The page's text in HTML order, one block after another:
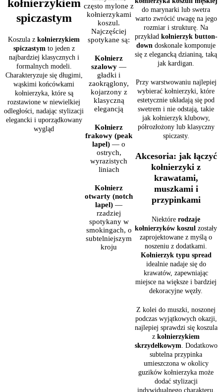
kołnierzykiem
spiczastym
Koszula z kołnierzykiem
spiczastymto jeden z
najbardziej klasycznych i
formalnych modeli.
Charakteryzuje się długimi,
wąskimi końcówkami
kołnierzyka, które są
rozstawione w niewielkiej
odległości, nadając stylizacji
elegancki i uporządkowany
wygląd
często mylone z
kołnierzykami
koszul.
Najczęściej
spotykane są:
Kołnierz
szalowy —
gładki i
zaokrąglony,
kojarzony z
klasyczną
elegancją
Kołnierz
frakowy (peak
lapel) — o
ostrych,
wyrazistych
liniach
Kołnierz
otwarty (notch
lapel) —
rzadziej
spotykany w
smokingach, o
subtelniejszym
kroju
do marynarki lub swetra
warto zwrócić uwagę na jego
rozmiar i strukturę. Na
przykład kołnierzyk button-
down doskonale komponuje
się z elegancką dzianiną, taką
jak kardigan.
Przy warstwowaniu najlepiej
wybierać kołnierzyki, które
estetycznie układają się pod
swetrem i nie odstają, takie
jak kołnierzyk klubowy,
półrozłożony lub klasyczny
spiczasty.
Akcesoria: jak łączyć
kołnierzyki z
krawatami,
muszkami i
przypinkami
Niektóre rodzaje
kołnierzyków koszul zostały
zaprojektowane z myślą o
noszeniu z dodatkami.
Kołnierzyk typu spread
idealnie nadaje się do
krawatów, zapewniając
miejsce na większe i bardziej
dekoracyjne węzły.
Z kolei do muszki, noszonej
podczas wyjątkowych okazji,
najlepiej sprawdzi się koszula
z kołnierzykiem
skrzydełkowym . Dodatkowo
subtelna przypinka
umieszczona w okolicy
guzików kołnierzyka może
dodać stylizacji
indywidualnego charakteru.